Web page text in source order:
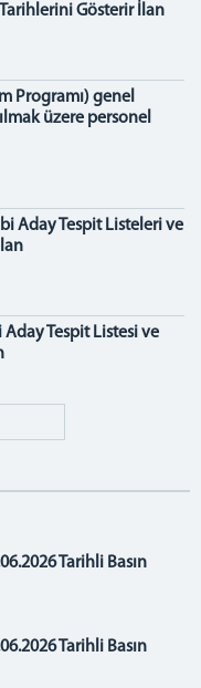
Gösterir İlan
Programı) genel
üzere personel
Aday Tespit Listeleri ve
Aday Tespit Listesi ve
Tarihli Basın
Tarihli Basın